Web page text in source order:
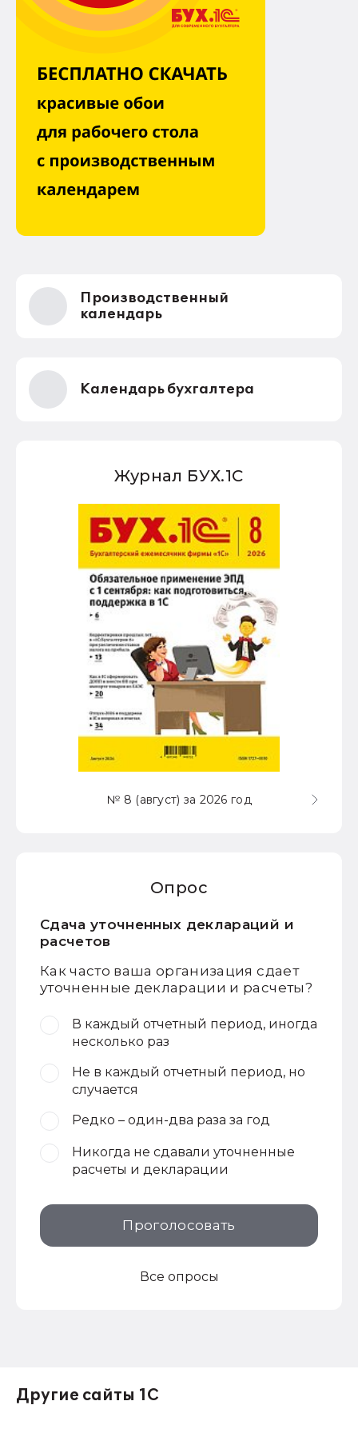
Производственный
календарь
Календарь бухгалтера
Журнал БУХ.1С
№ 8 (август) за 2026 год
Опрос
Сдача уточненных деклараций и
расчетов
Как часто ваша организация сдает
уточненные декларации и расчеты?
В каждый отчетный период, иногда
несколько раз
Не в каждый отчетный период, но
случается
Редко – один-два раза за год
Никогда не сдавали уточненные
расчеты и декларации
Проголосовать
Все опросы
Другие сайты 1С